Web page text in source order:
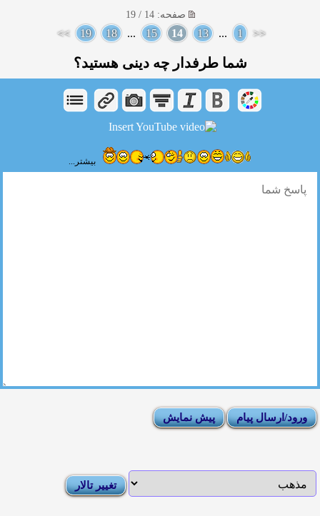
صفحه: 14 / 19
<<
1
...
13
14
15
...
18
19
>>
شما طرفدار چه دینی هستید؟
بیشتر...